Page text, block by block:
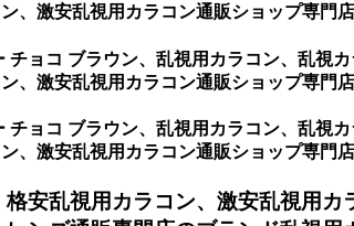
、激安乱視用カラコン通販ショップ専門
チョコ ブラウン、乱視用カラコン、乱
、激安乱視用カラコン通販ショップ専門
チョコ ブラウン、乱視用カラコン、乱
、激安乱視用カラコン通販ショップ専門
安乱視用カラコン、激安乱視用